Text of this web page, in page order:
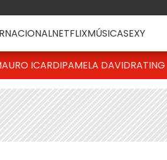
NETFLIXMÚSICASEXY
ICARDIPAMELA DAVIDRATING